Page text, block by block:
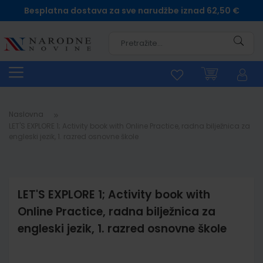
Besplatna dostava za sve narudžbe iznad 62,50 €
Naslovna
LET'S EXPLORE 1; Activity book with
Online Practice, radna bilježnica za
engleski jezik, 1. razred osnovne škole